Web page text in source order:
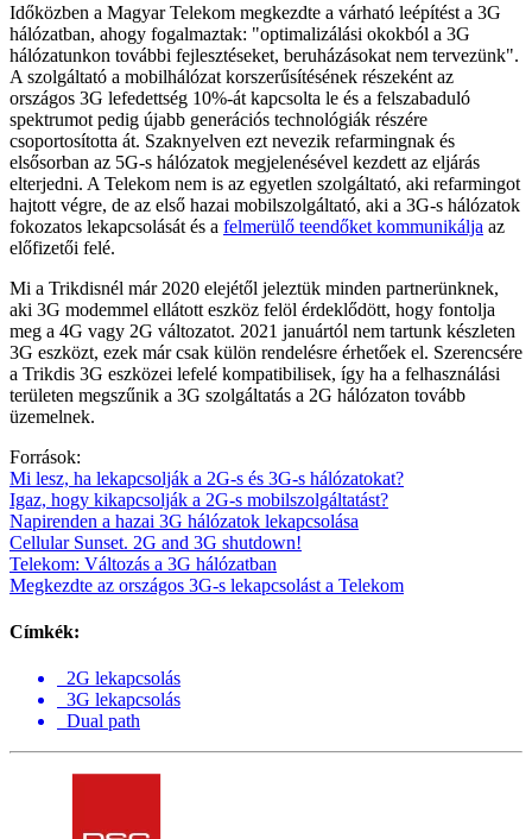
Időközben a Magyar Telekom megkezdte a várható leépítést a 3G
hálózatban, ahogy fogalmaztak: "optimalizálási okokból a 3G
hálózatunkon további fejlesztéseket, beruházásokat nem tervezünk".
A szolgáltató a mobilhálózat korszerűsítésének részeként az
országos 3G lefedettség 10%-át kapcsolta le és a felszabaduló
spektrumot pedig újabb generációs technológiák részére
csoportosította át. Szaknyelven ezt nevezik refarmingnak és
elsősorban az 5G-s hálózatok megjelenésével kezdett az eljárás
elterjedni. A Telekom nem is az egyetlen szolgáltató, aki refarmingot
hajtott végre, de az első hazai mobilszolgáltató, aki a 3G-s hálózatok
fokozatos lekapcsolását és a felmerülő teendőket kommunikálja az
előfizetői felé.
Mi a Trikdisnél már 2020 elejétől jeleztük minden partnerünknek,
aki 3G modemmel ellátott eszköz felöl érdeklődött, hogy fontolja
meg a 4G vagy 2G változatot. 2021 januártól nem tartunk készleten
3G eszközt, ezek már csak külön rendelésre érhetőek el. Szerencsére
a Trikdis 3G eszközei lefelé kompatibilisek, így ha a felhasználási
területen megszűnik a 3G szolgáltatás a 2G hálózaton tovább
üzemelnek.
Források:
Mi lesz, ha lekapcsolják a 2G-s és 3G-s hálózatokat?
Igaz, hogy kikapcsolják a 2G-s mobilszolgáltatást?
Napirenden a hazai 3G hálózatok lekapcsolása
Cellular Sunset. 2G and 3G shutdown!
Telekom: Változás a 3G hálózatban
Megkezdte az országos 3G-s lekapcsolást a Telekom
Címkék:
2G lekapcsolás
3G lekapcsolás
Dual path